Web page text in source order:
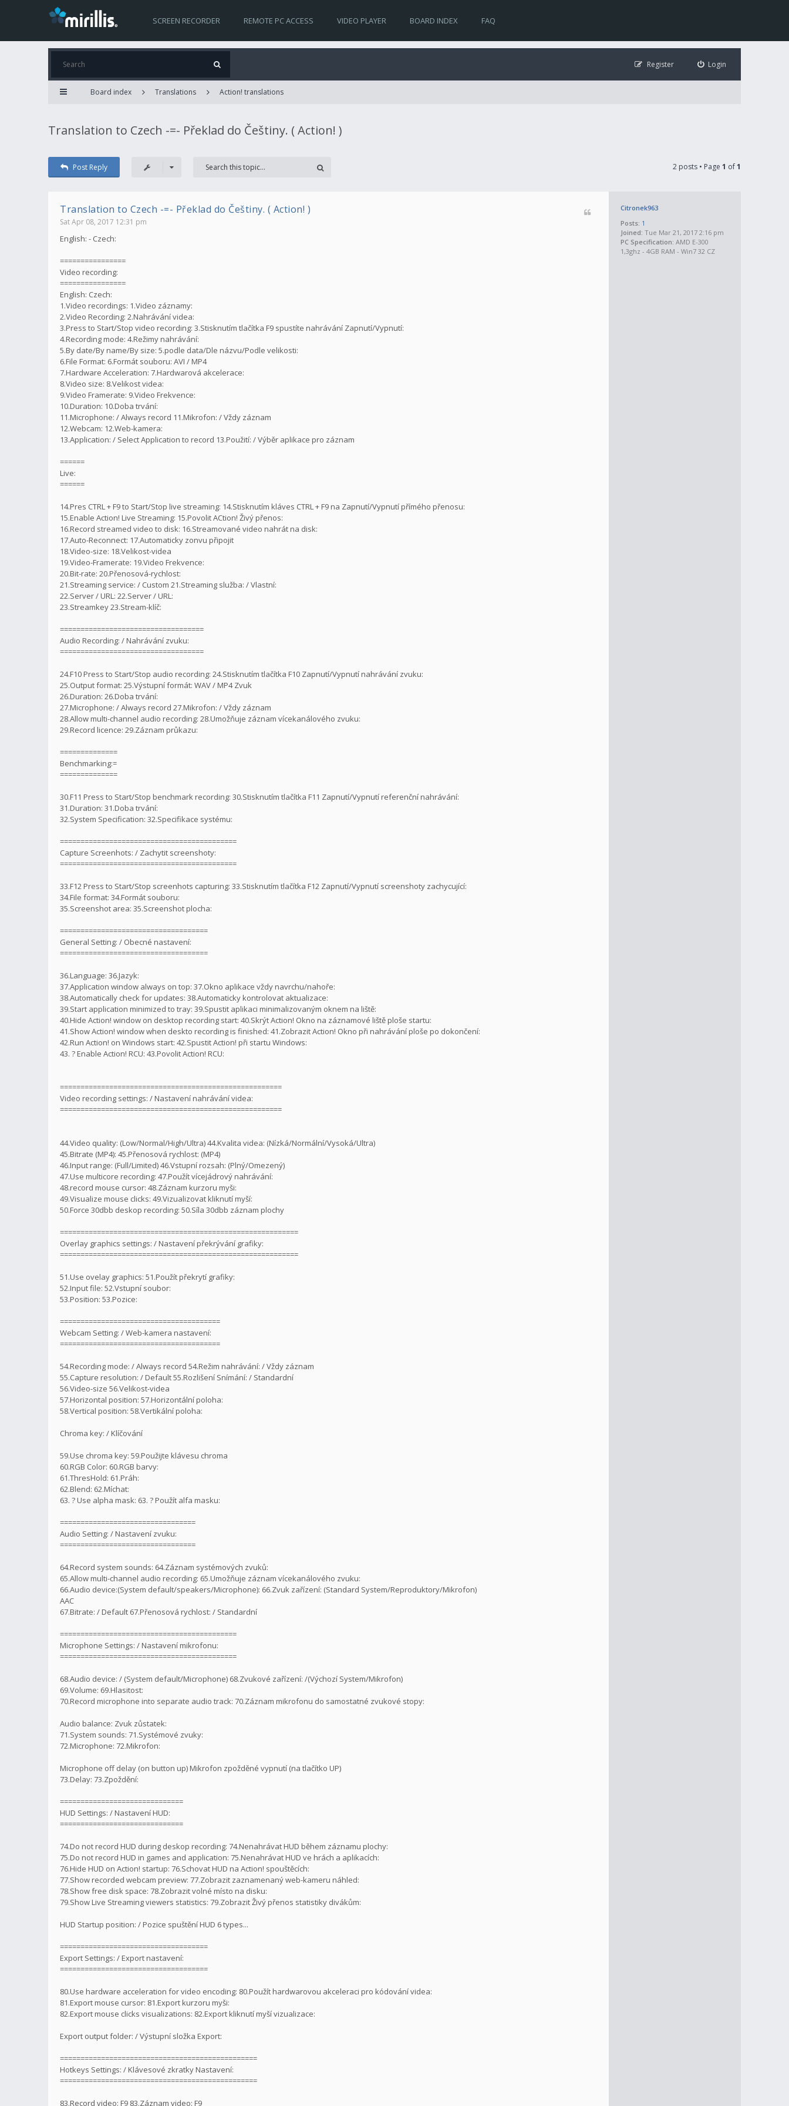
SCREEN RECORDER REMOTE PC ACCESS VIDEO PLAYER BOARD INDEX FAQ
Login
Register
Board index Translations Action! translations
Translation to Czech -=- Překlad do Češtiny. ( Action! )
Post Reply 2 posts • Page 1 of1
Citronek963
Posts: 1
Joined: Tue Mar 21, 2017 2:16 pm
PC Specification: AMD E-300
1,3ghz - 4GB RAM - Win7 32 CZ
Translation to Czech -=- Překlad do Češtiny. ( Action! )
Sat Apr 08, 2017 12:31 pm
English: - Czech:
================
Video recording:
================
English: Czech:
1.Video recordings: 1.Video záznamy:
2.Video Recording: 2.Nahrávání videa:
3.Press to Start/Stop video recording: 3.Stisknutím tlačítka F9 spustíte nahrávání Zapnutí/Vypnutí:
4.Recording mode: 4.Režimy nahrávání:
5.By date/By name/By size: 5.podle data/Dle názvu/Podle velikosti:
6.File Format: 6.Formát souboru: AVI / MP4
7.Hardware Acceleration: 7.Hardwarová akcelerace:
8.Video size: 8.Velikost videa:
9.Video Framerate: 9.Video Frekvence:
10.Duration: 10.Doba trvání:
11.Microphone: / Always record 11.Mikrofon: / Vždy záznam
12.Webcam: 12.Web-kamera:
13.Application: / Select Application to record 13.Použití: / Výběr aplikace pro záznam
======
Live:
======
14.Pres CTRL + F9 to Start/Stop live streaming: 14.Stisknutím kláves CTRL + F9 na Zapnutí/Vypnutí přímého přenosu:
15.Enable Action! Live Streaming: 15.Povolit ACtion! Živý přenos:
16.Record streamed video to disk: 16.Streamované video nahrát na disk:
17.Auto-Reconnect: 17.Automaticky zonvu připojit
18.Video-size: 18.Velikost-videa
19.Video-Framerate: 19.Video Frekvence:
20.Bit-rate: 20.Přenosová-rychlost:
21.Streaming service: / Custom 21.Streaming služba: / Vlastní:
22.Server / URL: 22.Server / URL:
23.Streamkey 23.Stream-klíč:
===================================
Audio Recording: / Nahrávání zvuku:
===================================
24.F10 Press to Start/Stop audio recording: 24.Stisknutím tlačítka F10 Zapnutí/Vypnutí nahrávání zvuku:
25.Output format: 25.Výstupní formát: WAV / MP4 Zvuk
26.Duration: 26.Doba trvání:
27.Microphone: / Always record 27.Mikrofon: / Vždy záznam
28.Allow multi-channel audio recording: 28.Umožňuje záznam vícekanálového zvuku:
29.Record licence: 29.Záznam průkazu:
==============
Benchmarking:=
==============
30.F11 Press to Start/Stop benchmark recording: 30.Stisknutím tlačítka F11 Zapnutí/Vypnutí referenční nahrávání:
31.Duration: 31.Doba trvání:
32.System Specification: 32.Specifikace systému:
===========================================
Capture Screenhots: / Zachytit screenshoty:
===========================================
33.F12 Press to Start/Stop screenhots capturing: 33.Stisknutím tlačítka F12 Zapnutí/Vypnutí screenshoty zachycující:
34.File format: 34.Formát souboru:
35.Screenshot area: 35.Screenshot plocha:
====================================
General Setting: / Obecné nastavení:
====================================
36.Language: 36.Jazyk:
37.Application window always on top: 37.Okno aplikace vždy navrchu/nahoře:
38.Automatically check for updates: 38.Automaticky kontrolovat aktualizace:
39.Start application minimized to tray: 39.Spustit aplikaci minimalizovaným oknem na liště:
40.Hide Action! window on desktop recording start: 40.Skrýt Action! Okno na záznamové liště ploše startu:
41.Show Action! window when deskto recording is finished: 41.Zobrazit Action! Okno při nahrávání ploše po dokončení:
42.Run Action! on Windows start: 42.Spustit Action! při startu Windows:
43. ? Enable Action! RCU: 43.Povolit Action! RCU:
======================================================
Video recording settings: / Nastavení nahrávání videa:
======================================================
44.Video quality: (Low/Normal/High/Ultra) 44.Kvalita videa: (Nízká/Normální/Vysoká/Ultra)
45.Bitrate (MP4): 45.Přenosová rychlost: (MP4)
46.Input range: (Full/Limited) 46.Vstupní rozsah: (Plný/Omezený)
47.Use multicore recording: 47.Použít vícejádrový nahrávání:
48.record mouse cursor: 48.Záznam kurzoru myši:
49.Visualize mouse clicks: 49.Vizualizovat kliknutí myší:
50.Force 30dbb deskop recording: 50.Síla 30dbb záznam plochy
==========================================================
Overlay graphics settings: / Nastavení překrývání grafiky:
==========================================================
51.Use ovelay graphics: 51.Použít překrytí grafiky:
52.Input file: 52.Vstupní soubor:
53.Position: 53.Pozice:
=======================================
Webcam Setting: / Web-kamera nastavení:
=======================================
54.Recording mode: / Always record 54.Režim nahrávání: / Vždy záznam
55.Capture resolution: / Default 55.Rozlišení Snímání: / Standardní
56.Video-size 56.Velikost-videa
57.Horizontal position: 57.Horizontální poloha:
58.Vertical position: 58.Vertikální poloha:
Chroma key: / Klíčování
59.Use chroma key: 59.Použijte klávesu chroma
60.RGB Color: 60.RGB barvy:
61.ThresHold: 61.Práh:
62.Blend: 62.Míchat:
63. ? Use alpha mask: 63. ? Použít alfa masku:
=================================
Audio Setting: / Nastavení zvuku:
=================================
64.Record system sounds: 64.Záznam systémových zvuků:
65.Allow multi-channel audio recording: 65.Umožňuje záznam vícekanálového zvuku:
66.Audio device:(System default/speakers/Microphone): 66.Zvuk zařízení: (Standard System/Reproduktory/Mikrofon)
AAC
67.Bitrate: / Default 67.Přenosová rychlost: / Standardní
===========================================
Microphone Settings: / Nastavení mikrofonu:
===========================================
68.Audio device: / (System default/Microphone) 68.Zvukové zařízení: /(Výchozí System/Mikrofon)
69.Volume: 69.Hlasitost:
70.Record microphone into separate audio track: 70.Záznam mikrofonu do samostatné zvukové stopy:
Audio balance: Zvuk zůstatek:
71.System sounds: 71.Systémové zvuky:
72.Microphone: 72.Mikrofon:
Microphone off delay (on button up) Mikrofon zpožděné vypnutí (na tlačítko UP)
73.Delay: 73.Zpoždění:
==============================
HUD Settings: / Nastavení HUD:
==============================
74.Do not record HUD during deskop recording: 74.Nenahrávat HUD během záznamu plochy:
75.Do not record HUD in games and application: 75.Nenahrávat HUD ve hrách a aplikacích:
76.Hide HUD on Action! startup: 76.Schovat HUD na Action! spouštěcích:
77.Show recorded webcam preview: 77.Zobrazit zaznamenaný web-kameru náhled:
78.Show free disk space: 78.Zobrazit volné místo na disku:
79.Show Live Streaming viewers statistics: 79.Zobrazit Živý přenos statistiky divákům:
HUD Startup position: / Pozice spuštění HUD 6 types...
====================================
Export Settings: / Export nastavení:
====================================
80.Use hardware acceleration for video encoding: 80.Použít hardwarovou akceleraci pro kódování videa:
81.Export mouse cursor: 81.Export kurzoru myši:
82.Export mouse clicks visualizations: 82.Export kliknutí myší vizualizace:
Export output folder: / Výstupní složka Export:
================================================
Hotkeys Settings: / Klávesové zkratky Nastavení:
================================================
83.Record video: F9 83.Záznam video: F9